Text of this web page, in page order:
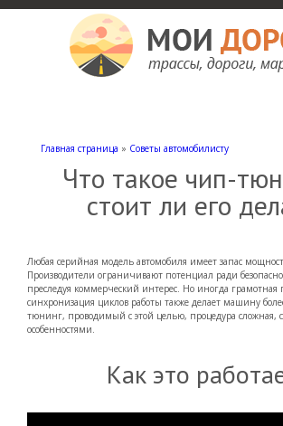
Главная страница » Советы автомобилисту
Что такое чип-
стоит ли его
Любая серийная модель автомобиля имеет запас
Производители ограничивают потенциал ради
преследуя коммерческий интерес. Но иногда грамотная
синхронизация циклов работы также делает машину
тюнинг, проводимый с этой целью, процедура сложная,
особенностями.
Как это